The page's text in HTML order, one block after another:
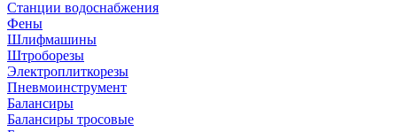
Станции водоснабжения
Фены
Шлифмашины
Штроборезы
Электроплиткорезы
Пневмоинструмент
Балансиры
Балансиры тросовые